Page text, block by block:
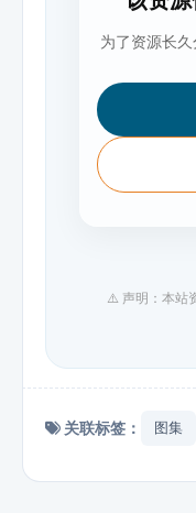
为了资源长
⚠️ 声明：本站
关联标签： 图集